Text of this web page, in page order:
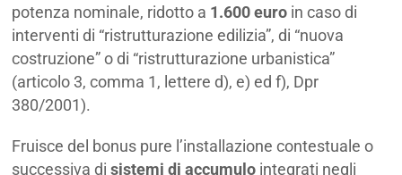
potenza nominale, ridotto a 1.600 euro in caso di
interventi di “ristrutturazione edilizia”, di “nuova
costruzione” o di “ristrutturazione urbanistica”
(articolo 3, comma 1, lettere d), e) ed f), Dpr
380/2001).
Fruisce del bonus pure l’installazione contestuale o
successiva disistemi di accumulo integrati negli